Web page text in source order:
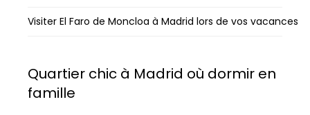
Visiter El Faro de Moncloa à Madrid lors de vos vacances
Quartier chic à Madrid où dormir en
famille